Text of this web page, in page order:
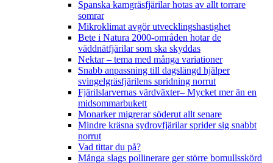
Spanska kamgräsfjärilar hotas av allt torrare
somrar
Mikroklimat avgör utvecklingshastighet
Bete i Natura 2000-områden hotar de
väddnätfjärilar som ska skyddas
Nektar – tema med många variationer
Snabb anpassning till dagslängd hjälper
svingelgräsfjärilens spridning norrut
Fjärilslarvernas värdväxter– Mycket mer än en
midsommarbukett
Monarker migrerar söderut allt senare
Mindre kräsna sydrovfjärilar sprider sig snabbt
norrut
Vad tittar du på?
Många slags pollinerare ger större bomullsskörd